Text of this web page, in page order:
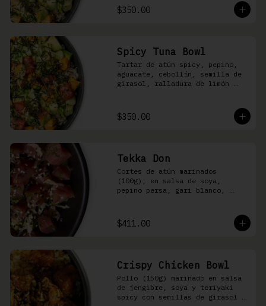
shari
$350.00
Spicy Tuna Bowl
Tartar de atún spicy, pepino,
aguacate, cebollín, semilla de
girasol, ralladura de limón
$350.00
Tekka Don
Cortes de atún marinados
(100g), en salsa de soya,
pepino persa, gari blanco,
$411.00
Crispy Chicken Bowl
Pollo (150g) marinado en salsa
de jengibre, soya y teriyaki
spicy con semillas de girasol y